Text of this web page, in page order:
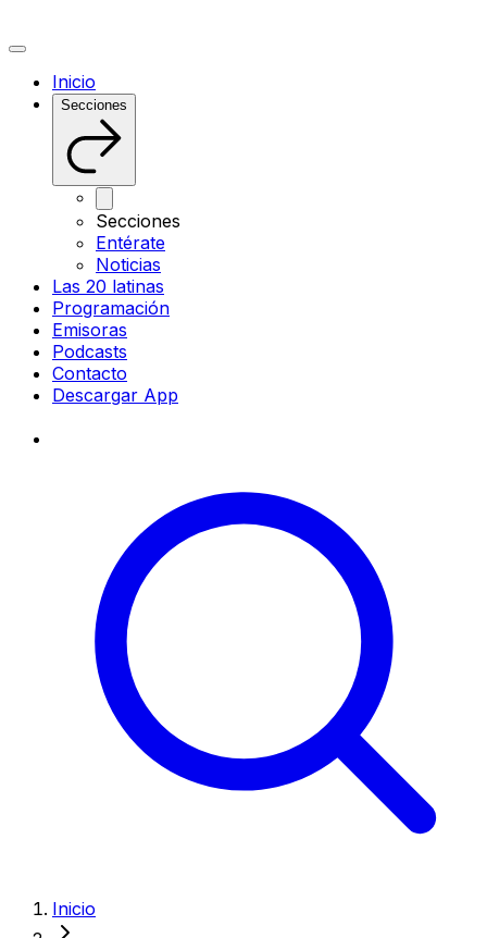
Inicio
Secciones
Secciones
Entérate
Noticias
Las 20 latinas
Programación
Emisoras
Podcasts
Contacto
Descargar App
Inicio